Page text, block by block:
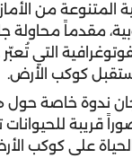
المتنوعة من
مقدماً محاولة
التي
كوكب الأرض.
ندوة خاصة حول
صوراً قريبة
على كوكب